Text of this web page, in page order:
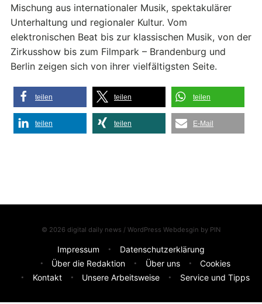
Mischung aus internationaler Musik, spektakulärer
Unterhaltung und regionaler Kultur. Vom
elektronischen Beat bis zur klassischen Musik, von der
Zirkusshow bis zum Filmpark – Brandenburg und
Berlin zeigen sich von ihrer vielfältigsten Seite.
teilen teilen teilen
teilen teilen E-Mail
© 2026 digital daily news / WordPress Webdesgin by PIN
Impressum
Datenschutzerklärung
Über die Redaktion
Über uns
Cookies
Kontakt
Unsere Arbeitsweise Service und Tipps